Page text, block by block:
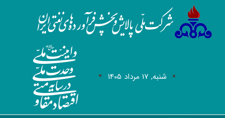
شنبه, 17 مرداد 1405